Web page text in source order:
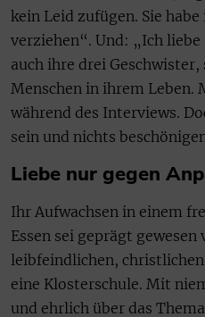
kein Leid zufügen. Sie
verziehen“. Und: „Ich
auch ihre drei
Menschen in ihrem Leben.
während des Interviews.
sein und nichts
Liebe nur gegen
Ihr Aufwachsen in einem
Essen sei geprägt
leibfeindlichen,
eine Klosterschule. Mit
und ehrlich über das